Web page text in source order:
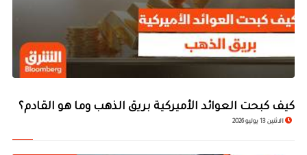
كيف كبحت العوائد الأميركية بريق الذهب وما هو القادم؟
الاثنين 13 يوليو 2026